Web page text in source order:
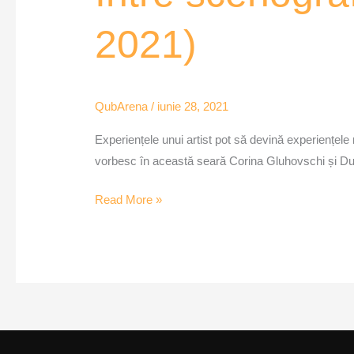
2021)
QubArena / iunie 28, 2021
Experiențele unui artist pot să devină
vorbesc în această seară Corina Gluhovschi și
pictură
(28
2021)
Read More »